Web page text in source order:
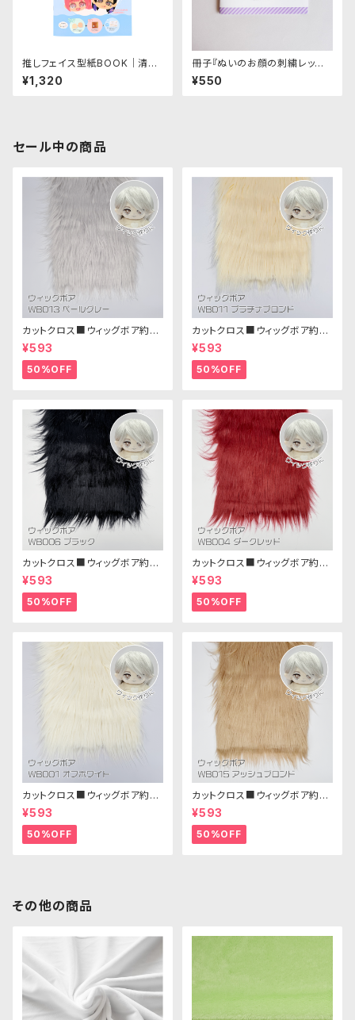
推しフェイス型紙BOOK｜清原
株式会社
¥1,320
冊子『ぬいのお顔の刺繍レッス
ン』
¥550
セール中の商品
カットクロス■ウィッグボア約8c
m(ペールグレー)WB013 ボア
生地 25cm × 45cm
¥593
50%OFF
カットクロス■ウィッグボア約8c
m(プラチナブロンド)WB011 ボ
ア生地 25cm × 45cm
¥593
50%OFF
カットクロス■ウィッグボア約8c
m(ブラック)WB006ボア生地 2
5cm × 45cm
¥593
50%OFF
カットクロス■ウィッグボア約8c
m(ダークレッド)WB004ボア生
地 25cm × 45cm
¥593
50%OFF
カットクロス■ウィッグボア約8c
m(オフホワイト)WB001 ボア生
地 25cm × 45cm
¥593
50%OFF
カットクロス■ウィッグボア約8c
m(アッシュブロンド)WB015 ボ
ア生地 25cm × 45cm
¥593
50%OFF
その他の商品